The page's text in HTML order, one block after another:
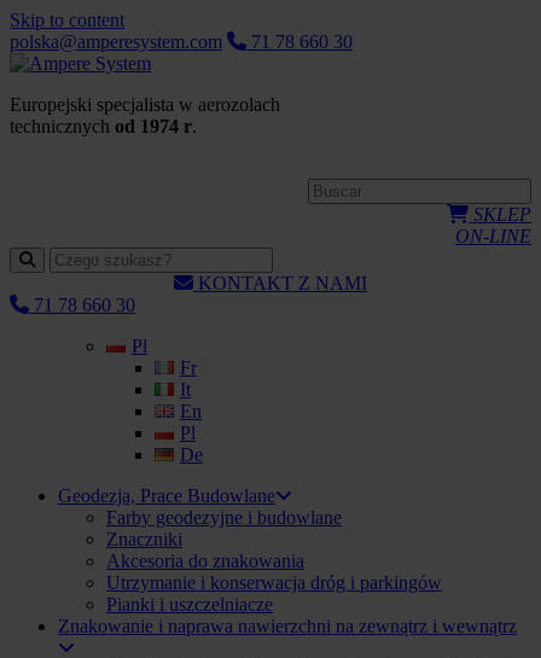
Skip to content
polska@amperesystem.com
71 78 660 30
Europejski specjalista w aerozolach
technicznych od 1974 r.
SKLEP
ON-LINE
KONTAKT Z NAMI
71 78 660 30
Pl
Fr
It
En
Pl
De
Geodezja, Prace Budowlane
Farby geodezyjne i budowlane
Znaczniki
Akcesoria do znakowania
Utrzymanie i konserwacja dróg i parkingów
Pianki i uszczelniacze
Znakowanie i naprawa nawierzchni na zewnątrz i wewnątrz